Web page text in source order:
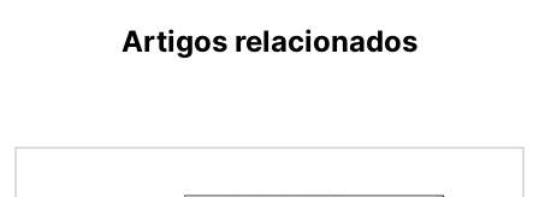
Artigos relacionados